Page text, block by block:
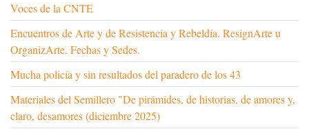
Voces de la CNTE
Encuentros de Arte y de Resistencia y Rebeldía. ResignArte u
OrganizArte. Fechas y Sedes.
Mucha policía y sin resultados del paradero de los 43
Materiales del Semillero "De pirámides, de historias, de amores y,
claro, desamores (diciembre 2025)